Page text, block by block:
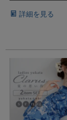
詳細を見る